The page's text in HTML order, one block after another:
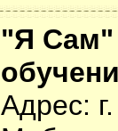
"Я Сам"
Адрес: